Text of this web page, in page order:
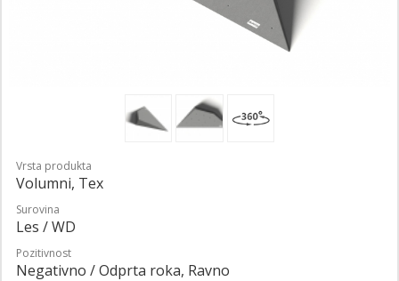
Vrsta produkta
Volumni, Tex
Surovina
Les / WD
Pozitivnost
Negativno / Odprta roka, Ravno